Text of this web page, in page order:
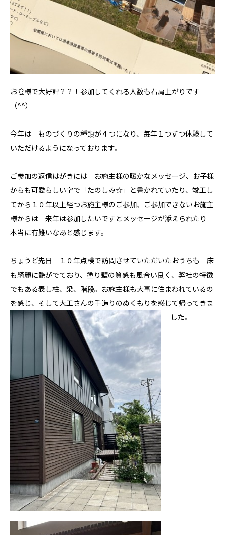
私たちについて
ホクシンの歩み
自慢の大工
会社概要
家づくりについて
職人の技
お陰様で大好評？？！参加してくれる人数も右肩上がりです
（^^）
今年は ものづくりの種類が４つになり、毎年１つずつ体験して
いただけるようになっております。
ご参加の返信はがきには お施主様の暖かなメッセージ、お子様
からも可愛らしい字で「たのしみ☆」と書かれていたり、竣工し
てから１０年以上経つお施主様のご参加、ご参加できないお施主
様からは 来年は参加したいですとメッセージが添えられたり
本当に有難いなあと感じます。
ちょうど先日 １０年点検で訪問させていただいたおうちも 床
も綺麗に艶がでており、塗り壁の質感も風合い良く、弊社の特徴
でもある表し柱、梁、階段。お施主様も大事に住まわれているの
を感じ、そして大工さんの手造りのぬくもりを感じて帰ってきま
した。